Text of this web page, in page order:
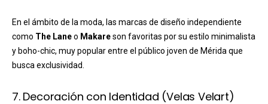
En el ámbito de la moda, las marcas de diseño independiente
como The Laneo Makareson favoritas por su estilo minimalista
y boho-chic, muy popular entre el público joven de Mérida que
busca exclusividad.
7. Decoración con Identidad (Velas Velart)